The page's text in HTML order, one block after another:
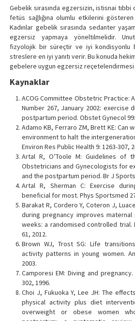
Gebelik sırasında egzersizin, istisnai tıbbi
fetüs sağlığına olumlu etkilerini gösteren
Kadınlar gebelik sırasında sedanter
egzersiz yapmaya yöneltilmelidir.
fizyolojik bir süreçtir ve iyi kondisyonlu
streslere en iyi yanıtı verir. Bu konuda
gebelere uygun egzersiz
Kaynaklar
ACOG Committee Obstetric Practice:
Number 267, January 2002: exercise
postpartum period. Obstet Gynecol 99:
Adamo KB, Ferraro ZM, Brett KE: Can
environment to halt the
Environ Res Public Health 9: 1263-307,
Artal R, O’Toole M: Guidelines of
Obstetricians and Gynecologists for
and the postpartum period. Br J Sports
Artal R, Sherman C: Exercise
beneficial for most. Phys Sportsmed
Barakat R, Cordero Y, Coteron J,
during pregnancy improves
weeks: a randomised controlled trial.
61, 2012.
Brown WJ, Trost SG: Life
activity patterns in young women.
2003.
Camporesi EM: Diving and
302, 1996.
Choi J, Fukuoka Y, Lee JH: The
physical activity plus diet
overweight or obese women